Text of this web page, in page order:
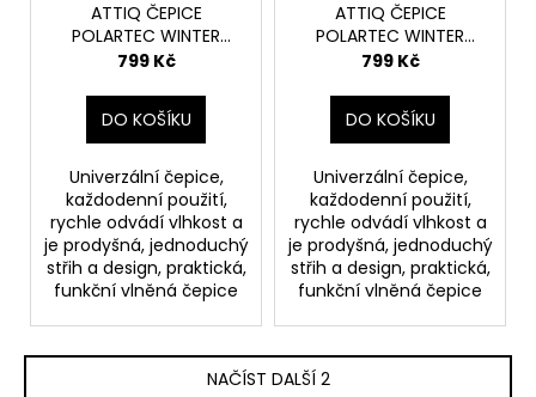
ATTIQ ČEPICE
POLARTEC WINTER
EXPEDITION - GOLD
799 Kč
DO KOŠÍKU
Univerzální čepice,
každodenní použití,
rychle odvádí vlhkost a
je prodyšná, jednoduchý
střih a design, praktická,
funkční vlněná čepice
ATTIQ ČEPICE
POLARTEC WINTER
EXPEDITION - NAVY
799 Kč
DO KOŠÍKU
Univerzální čepice,
každodenní použití,
rychle odvádí vlhkost a
je prodyšná, jednoduchý
střih a design, praktická,
funkční vlněná čepice
NAČÍST DALŠÍ 2